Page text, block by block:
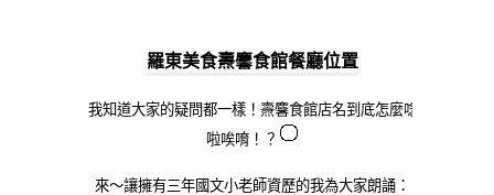
羅東美食燾麘食館餐廳位置
我知道大家的疑問都一樣！ 燾麘食館店名到底怎麼唸
啦唉唷！？
來～讓擁有三年國文小老師資歷的我為大家朗誦：